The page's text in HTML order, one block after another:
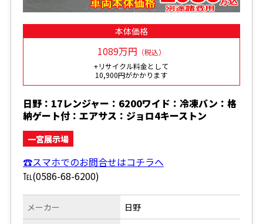
本体価格
1089万円 （税込）
+リサイクル料金として
10,900円がかかります
日野：17レンジャー：6200ワイド：冷凍バン：格
納ゲート付：エアサス：ジョロ4キーストン
一宮展示場
☎スマホでのお問合せはコチラへ
℡(0586-68-6200)
メーカー 日野